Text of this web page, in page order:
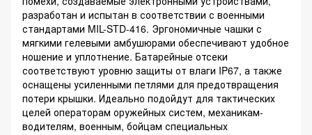
разработан и испытан в соответствии с военными
стандартами MIL-STD-416. Эргономичные чашки с
мягкими гелевыми амбушюрами обеспечивают удобное
ношение и уплотнение. Батарейные отсеки
соответствуют уровню защиты от влаги IP67, а также
оснащены усиленными петлями для предотвращения
потери крышки. Идеально подойдут для тактических
целей операторам оружейных систем, механикам-
водителям, военным, бойцам специальных